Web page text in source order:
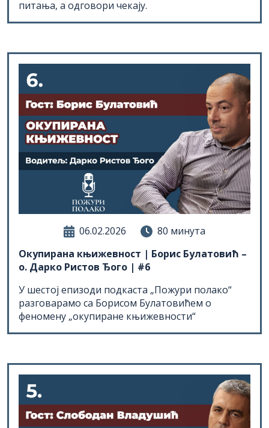
06.02.2026
80 минута
Окупирана књижевност | Борис Булатовић –
о. Дарко Ристов Ђого | #6
У шестој епизоди подкаста „Пожури полако“
разговарамо са Борисом Булатовићем о
феномену „окупиране књижевности“